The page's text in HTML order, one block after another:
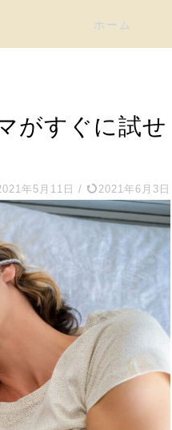
ホーム
がすぐに試せ
年5月11日 / 2021年6月3日